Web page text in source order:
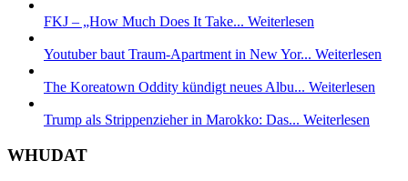
FKJ – „How Much Does It Take... Weiterlesen
Youtuber baut Traum-Apartment in New Yor... Weiterlesen
The Koreatown Oddity kündigt neues Albu... Weiterlesen
Trump als Strippenzieher in Marokko: Das... Weiterlesen
WHUDAT